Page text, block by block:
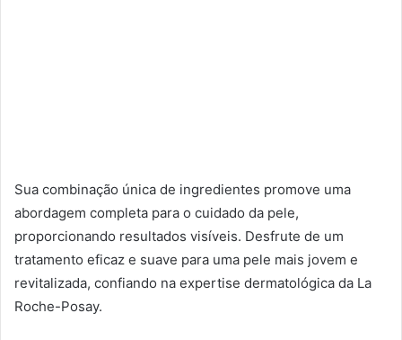
Sua combinação única de ingredientes promove uma
abordagem completa para o cuidado da pele,
proporcionando resultados visíveis. Desfrute de um
tratamento eficaz e suave para uma pele mais jovem e
revitalizada, confiando na expertise dermatológica da La
Roche-Posay.